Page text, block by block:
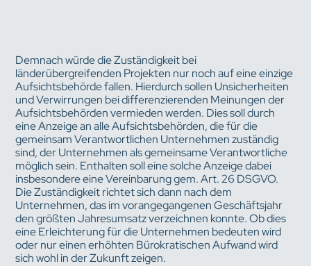
Demnach würde die Zuständigkeit bei
länderübergreifenden Projekten nur noch auf eine einzige
Aufsichtsbehörde fallen. Hierdurch sollen Unsicherheiten
und Verwirrungen bei differenzierenden Meinungen der
Aufsichtsbehörden vermieden werden. Dies soll durch
eine Anzeige an alle Aufsichtsbehörden, die für die
gemeinsam Verantwortlichen Unternehmen zuständig
sind, der Unternehmen als gemeinsame Verantwortliche
möglich sein. Enthalten soll eine solche Anzeige dabei
insbesondere eine Vereinbarung gem. Art. 26 DSGVO.
Die Zuständigkeit richtet sich dann nach dem
Unternehmen, das im vorangegangenen Geschäftsjahr
den größten Jahresumsatz verzeichnen konnte. Ob dies
eine Erleichterung für die Unternehmen bedeuten wird
oder nur einen erhöhten Bürokratischen Aufwand wird
sich wohl in der Zukunft zeigen.